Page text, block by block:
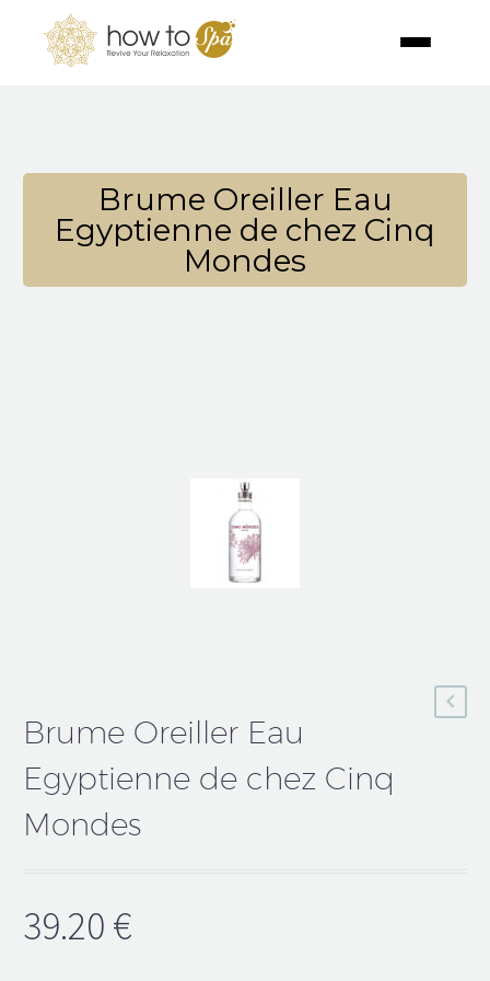
Brume Oreiller Eau
Egyptienne de chez Cinq
Mondes
Brume Oreiller Eau
Egyptienne de chez Cinq
Mondes
39.20 €